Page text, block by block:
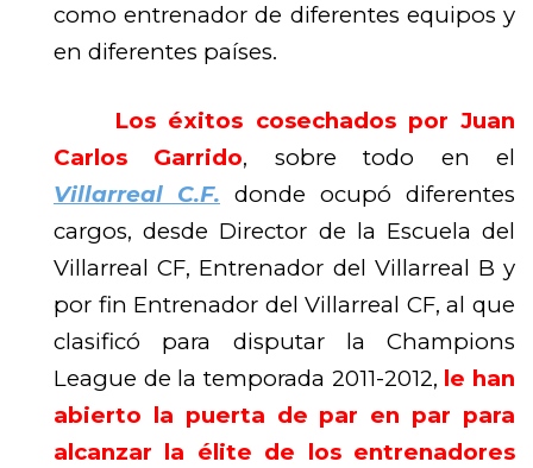
como entrenador de diferentes equipos y
en diferentes países.
Los éxitos cosechados por Juan
Carlos Garrido, sobre todo en el
Villarreal C.F. donde ocupó diferentes
cargos, desde Director de la Escuela del
Villarreal CF, Entrenador del Villarreal B y
por fin Entrenador del Villarreal CF, al que
clasificó para disputar la Champions
League de la temporada 2011-2012, le han
abierto la puerta de par en par para
alcanzar la élite de los entrenadores